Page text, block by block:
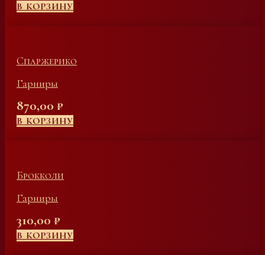
В КОРЗИНУ
Спаржерико
Гарниры
870,00 ₽
В КОРЗИНУ
Брокколи
Гарниры
310,00 ₽
В КОРЗИНУ